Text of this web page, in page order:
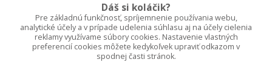
Po-Pi 10-16:00
info.kvetaren@gmail.com
Dáš si koláčik?
Pre základnú funkčnosť, spríjemnenie používania webu,
analytické účely a v prípade udelenia súhlasu aj na účely cielenia
reklamy využívame súbory cookies. Nastavenie vlastných
preferencií cookies môžete kedykoľvek upraviť odkazom v
spodnej časti stránok.